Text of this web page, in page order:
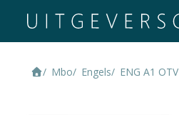
Mbo Engels ENG A1 OTV